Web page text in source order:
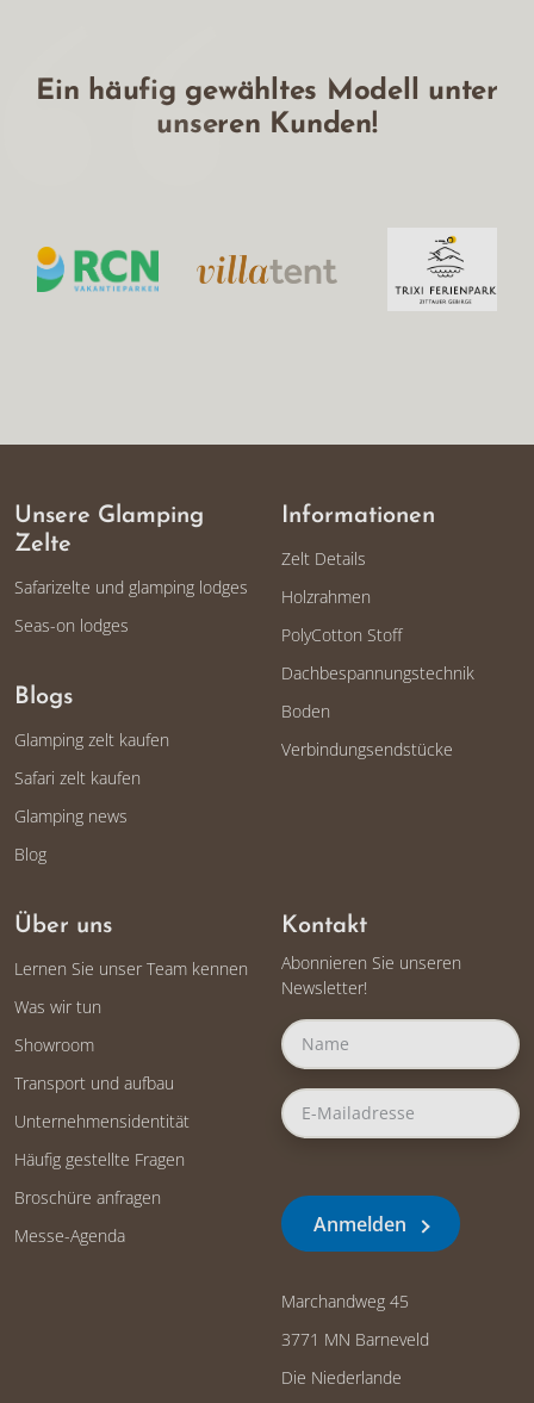
Ein häufig gewähltes Modell unter
unseren Kunden!
Unsere Glamping
Zelte
Safarizelte und glamping lodges
Seas-on lodges
Blogs
Glamping zelt kaufen
Safari zelt kaufen
Glamping news
Blog
Informationen
Zelt Details
Holzrahmen
PolyCotton Stoff
Dachbespannungstechnik
Boden
Verbindungsendstücke
Über uns
Lernen Sie unser Team kennen
Was wir tun
Showroom
Transport und aufbau
Unternehmensidentität
Häufig gestellte Fragen
Broschüre anfragen
Messe-Agenda
Kontakt
Abonnieren Sie unseren
Newsletter!
Anmelden
Marchandweg 45
3771 MN Barneveld
Die Niederlande